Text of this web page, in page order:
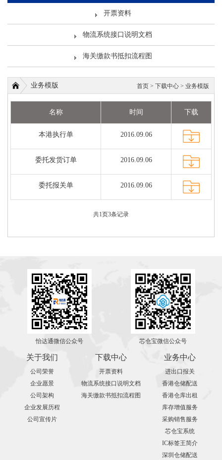
开票资料
物流系统接口说明文档
海关缴款书抵扣流程图
业务模版 首页 > 下载中心 > 业务模版
名称 时间 下载
本港执行单 2016.09.06
委托发货订单 2016.09.06
委托报关单 2016.09.06
共1页3条记录
怡达通微信公众号 芯仓宝微信公众号
关于我们
公司荣誉
企业愿景
公司架构
企业发展历程
公司宣传片
下载中心
开票资料
物流系统接口说明文档
海关缴款书抵扣流程图
业务中心
进出口报关
香港仓储配送
香港仓库出租
库存增值服务
采购销售服务
芯仓宝系统
IC标签王简介
深圳仓储配送